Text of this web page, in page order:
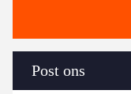
Post ons